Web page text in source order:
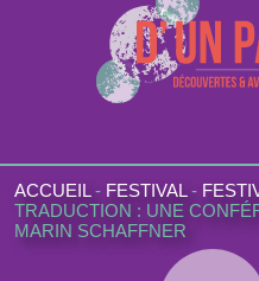
ACCUEIL- FESTIVAL-
TRADUCTION : UNE
MARIN SCHAFFNER